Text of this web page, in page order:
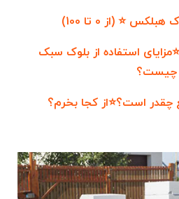
⭐ (از 0 تا 100)
استفاده از بلوک سبک
چیست؟
چقدر است؟⭐از کجا بخرم؟